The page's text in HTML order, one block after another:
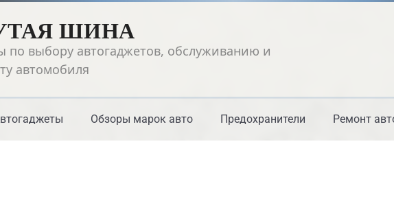
ШИНА
по выбору автогаджетов, обслуживанию и
автомобиля
Обзоры марок авто Предохранители Ремонт